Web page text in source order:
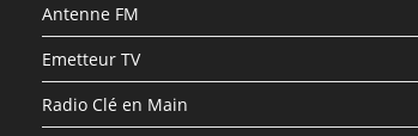
Antenne FM
Emetteur TV
Radio Clé en Main